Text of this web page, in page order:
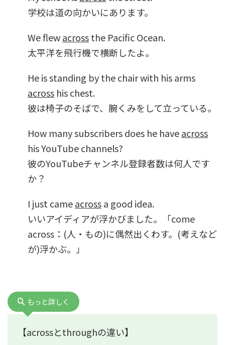
学校は道の向かいにあります。
We flewacrossthe Pacific Ocean.
太平洋を飛行機で横断したよ。
He is standing by the chair with his arms
across his chest.
彼は椅子のそばで、腕くみをして立っている。
How many subscribers does he haveacross
his YouTube channels?
彼のYouTubeチャンネル登録者数は何人です
か？
I just cameacrossa good idea.
いいアイディアが浮かびました。「come
across：(人・もの)に偶然出くわす。(考えなど
が)浮かぶ。」
もっと詳しく
【acrossとthroughの違い】